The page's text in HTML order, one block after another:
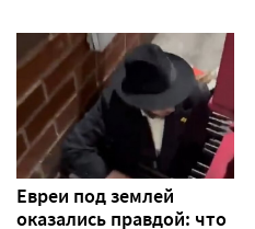
Евреи под землей
оказались правдой: что